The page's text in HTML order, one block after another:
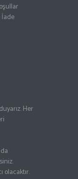
Her
olacaktır.